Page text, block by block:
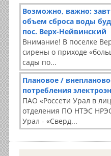
Возможно, важно:
объем сброса воды
пос. Верх-Нейвинский
Внимание! В поселке
сирены о приходе
сады по...
Плановое /
потребления
ПАО «Россети Урал в
отделения ПО НТЭС
Урал - «Сверд...